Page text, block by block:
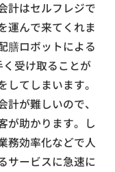
計はセルフレジで
運んで来てくれま
膳ロボットによる
受け取ることが
てしまいます。
が難しいので、
が助かります。し
務効率化などで人
サービスに急速に